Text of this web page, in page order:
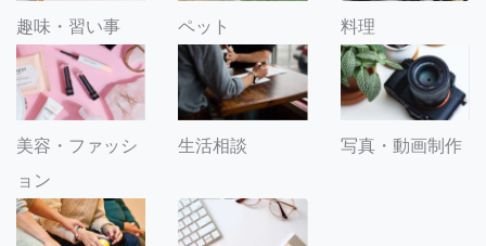
趣味・習い事 ペット 料理
美容・ファッシ
ョン
生活相談 写真・動画制作